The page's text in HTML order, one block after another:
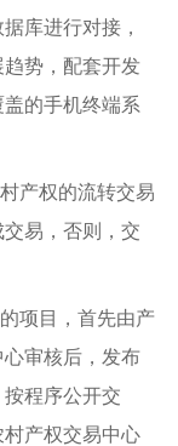
库进行对接，
势，配套开发
的手机终端系
产权的流转交易
易，否则，交
项目，首先由产
审核后，发布
程序公开交
产权交易中心